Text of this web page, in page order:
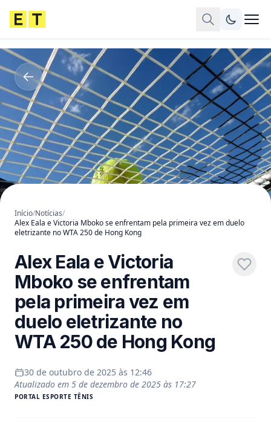
Início/Notícias/
Alex Eala e Victoria Mboko se enfrentam pela primeira vez em duelo
eletrizante no WTA 250 de Hong Kong
Alex Eala e Victoria
Mboko se enfrentam
pela primeira vez em
duelo eletrizante no
WTA 250 de Hong Kong
30 de outubro de 2025 às 12:46
Atualizado em 5 de dezembro de 2025 às 17:27
PORTAL ESPORTE TÊNIS